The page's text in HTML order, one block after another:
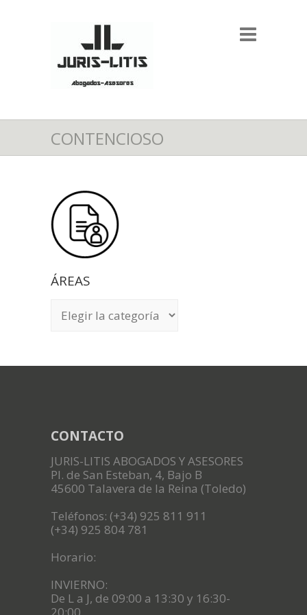
CONTENCIOSO
ÁREAS
CONTACTO
JURIS-LITIS ABOGADOS Y ASESORES
Pl. de San Esteban, 4, Bajo B
45600 Talavera de la Reina (Toledo)
Teléfonos: (+34) 925 811 911
(+34) 925 804 781
Horario:
INVIERNO:
De L a J, de 09:00 a 13:30 y 16:30-